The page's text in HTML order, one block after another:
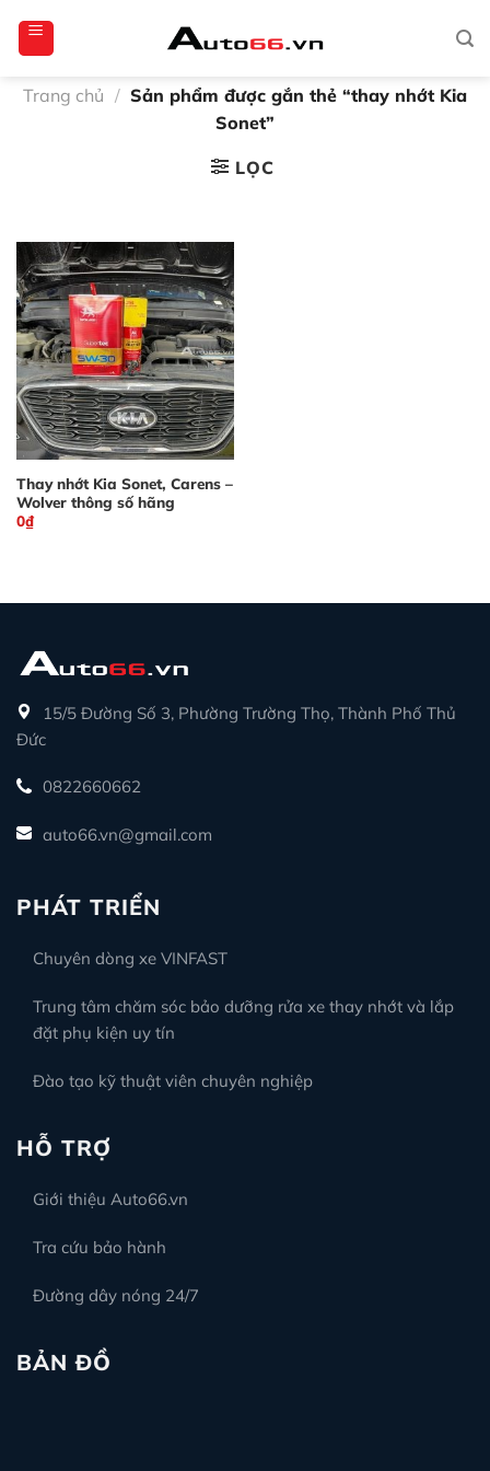
qua
dungTrang chủ / Sản phẩm được gắn thẻ “thay nhớt Kia
Sonet”
LỌC
Thay nhớt Kia Sonet, Carens –
Wolver thông số hãng
0₫
15/5 Đường Số 3, Phường Trường Thọ, Thành Phố Thủ
Đức
0822660662
auto66.vn@gmail.com
PHÁT TRIỂN
Chuyên dòng xe VINFAST
Trung tâm chăm sóc bảo dưỡng rửa xe thay nhớt và lắp
đặt phụ kiện uy tín
Đào tạo kỹ thuật viên chuyên nghiệp
HỖ TRỢ
Giới thiệu Auto66.vn
Tra cứu bảo hành
Đường dây nóng 24/7
BẢN ĐỒ